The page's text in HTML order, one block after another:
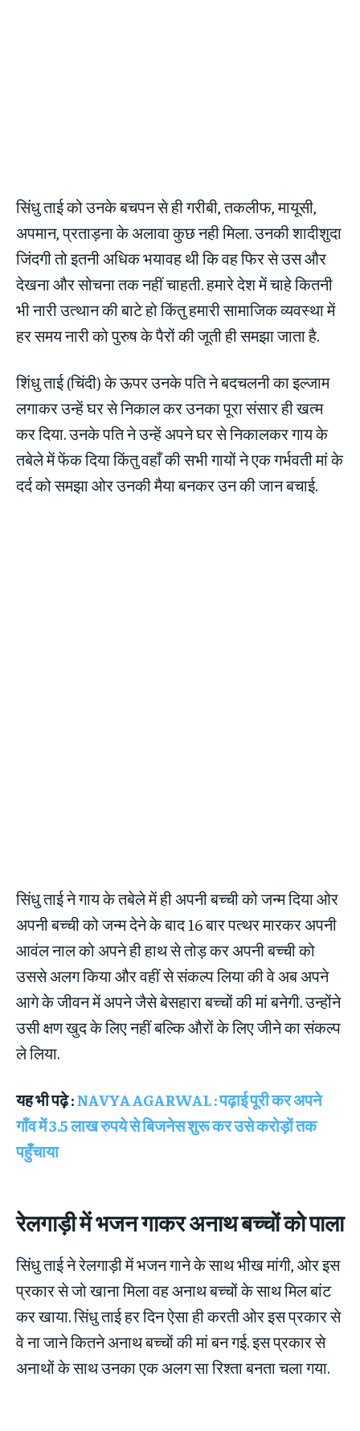
सिंधु ताई को उनके बचपन से ही गरीबी, तकलीफ, मायूसी,
अपमान, प्रताड़ना के अलावा कुछ नही मिला. उनकी शादीशुदा
जिंदगी तो इतनी अधिक भयावह थी कि वह फिर से उस और
देखना और सोचना तक नहीं चाहती. हमारे देश में चाहे कितनी
भी नारी उत्थान की बाटे हो किंतु हमारी सामाजिक व्यवस्था में
हर समय नारी को पुरुष के पैरों की जूती ही समझा जाता है.
शिंधु ताई (चिंदी) के ऊपर उनके पति ने बदचलनी का इल्जाम
लगाकर उन्‍हें घर से निकाल कर उनका पूरा संसार ही खत्म
कर दिया. उनके पति ने उन्हें अपने घर से निकालकर गाय के
तबेले में फेंक दिया किंतु वहाँ की सभी गायों ने एक गर्भवती मां के
दर्द को समझा ओर उनकी मैया बनकर उन की जान बचाई.
सिंधु ताई ने गाय के तबेले में ही अपनी बच्ची को जन्म दिया ओर
अपनी बच्ची को जन्म देने के बाद 16 बार पत्थर मारकर अपनी
आवंल नाल को अपने ही हाथ से तोड़ कर अपनी बच्ची को
उससे अलग किया और वहीं से संकल्प लिया की वे अब अपने
आगे के जीवन में अपने जैसे बेसहारा बच्चों की मां बनेगी. उन्होंने
उसी क्षण खुद के लिए नहीं बल्कि औरों के लिए जीने का संकल्प
ले लिया.
यह भी पढ़े :NAVYA AGARWAL : पढ़ाई पूरी कर अपने
गॉंव में 3.5 लाख रुपये से बिजनेस शुरू कर उसे करोड़ों तक
पहुँचाया
रेलगाड़ी में भजन गाकर अनाथ बच्चों को पाला
सिंधु ताई ने रेलगाड़ी में भजन गाने के साथ भीख मांगी, ओर इस
प्रकार से जो खाना मिला वह अनाथ बच्चों के साथ मिल बांट
कर खाया. सिंधु ताई हर दिन ऐसा ही करती ओर इस प्रकार से
वे ना जाने कितने अनाथ बच्चों की मां बन गई. इस प्रकार से
अनाथों के साथ उनका एक अलग सा रिश्ता बनता चला गया.